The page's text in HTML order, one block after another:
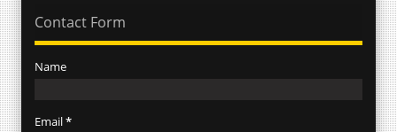
Contact Form
Name
Email*